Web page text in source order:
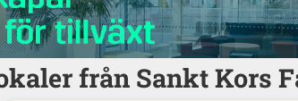
från Sankt Kors